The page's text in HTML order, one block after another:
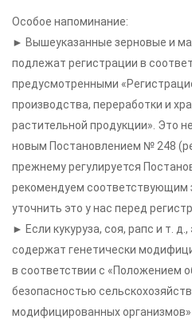
Особое напоминание:
► Вышеуказанные зерновые и
подлежат регистрации в
предусмотренными
производства, переработки и
растительной продукции». Это
новым Постановлением № 248
прежнему регулируется
рекомендуем соответствующим
уточнить это у нас перед
► Если кукуруза, соя, рапс и т.
содержат генетически
в соответствии с «Положением
безопасностью
модифицированных